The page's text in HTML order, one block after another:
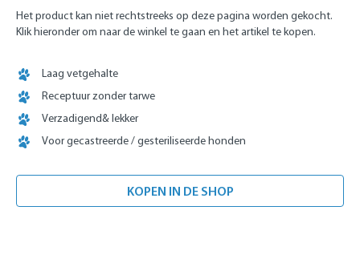
Het product kan niet rechtstreeks op deze pagina worden gekocht.
Klik hieronder om naar de winkel te gaan en het artikel te kopen.
Laag vetgehalte
Receptuur zonder tarwe
Verzadigend& lekker
Voor gecastreerde / gesteriliseerde honden
KOPEN IN DE SHOP